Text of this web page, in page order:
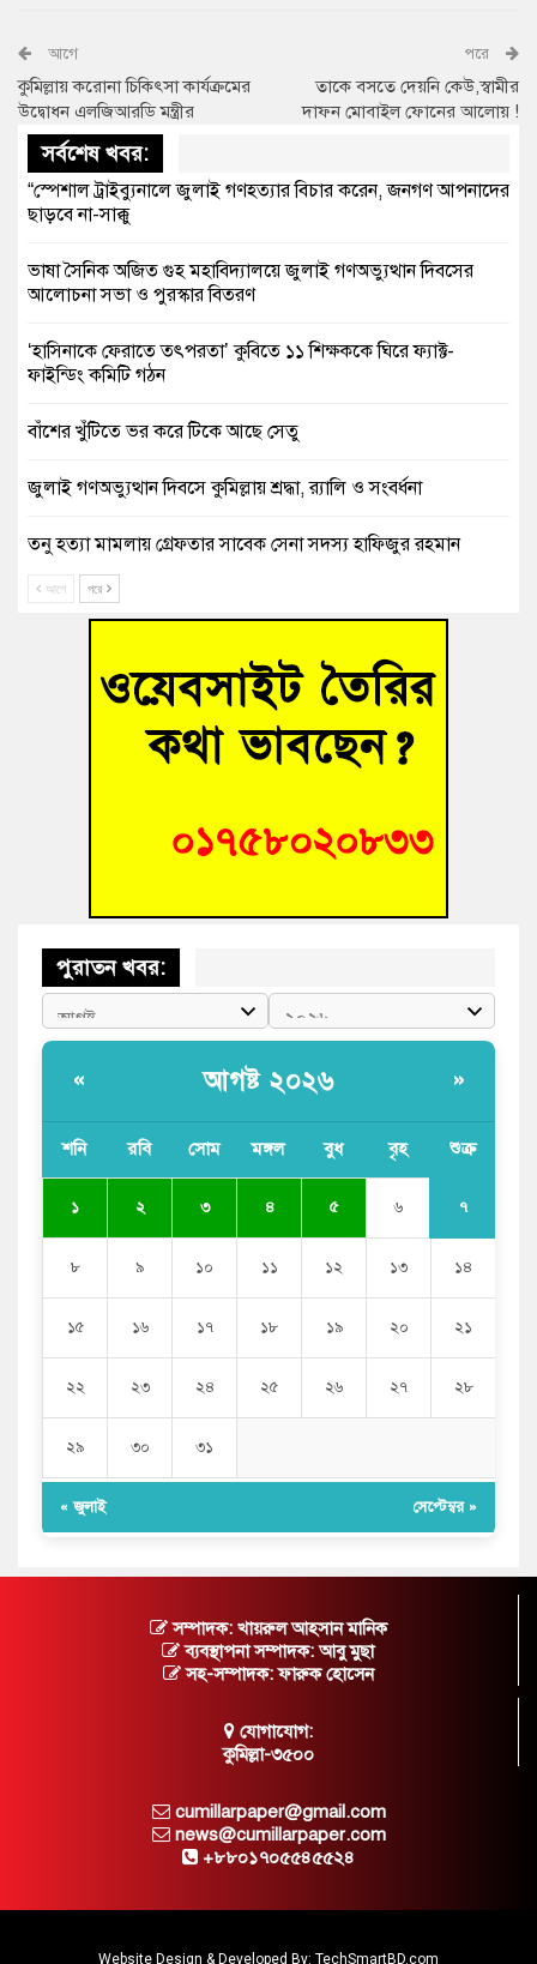
আগে
কুমিল্লায় করোনা চিকিৎসা কার্যক্রমের
উদ্বোধন এলজিআরডি মন্ত্রীর
পরে
তাকে বসতে দেয়নি কেউ,স্বামীর
দাফন মোবাইল ফোনের আলোয় !
সর্বশেষ খবর:
“স্পেশাল ট্রাইব্যুনালে জুলাই গণহত্যার বিচার করেন, জনগণ আপনাদের
ছাড়বে না-সাক্কু
ভাষা সৈনিক অজিত গুহ মহাবিদ্যালয়ে জুলাই গণঅভ্যুত্থান দিবসের
আলোচনা সভা ও পুরস্কার বিতরণ
‘হাসিনাকে ফেরাতে তৎপরতা’ কুবিতে ১১ শিক্ষককে ঘিরে ফ্যাক্ট-
ফাইন্ডিং কমিটি গঠন
বাঁশের খুঁটিতে ভর করে টিকে আছে সেতু
জুলাই গণঅভ্যুত্থান দিবসে কুমিল্লায় শ্রদ্ধা, র‍্যালি ও সংবর্ধনা
তনু হত্যা মামলায় গ্রেফতার সাবেক সেনা সদস্য হাফিজুর রহমান
আহত শিক্ষার্থীদের দেখতে গিয়ে মেডিকেলের ক্যান্টিনে অবরুদ্ধ জবি
হোমনায় বিধবা নারীর জমি দখল ও জীবননাশের হুমকির অভিযোগ
বুড়িচংয়ে অতিথি পাখির আবাসস্থল সংরক্ষণে প্রশাসনের উদ্যোগ; ৯
বুড়িচংয়ে জুলাই গণঅভ্যুত্থান দিবস উদযাপন উপলক্ষে প্রস্তুতিমূলক
আগে পরে
পুরাতন খবর:
« আগষ্ট ২০২৬ »
শনি রবি সোম মঙ্গল বুধ বৃহ শুক্র
১ ২ ৩ ৪ ৫ ৬ ৭
৮ ৯ ১০ ১১ ১২ ১৩ ১৪
১৫ ১৬ ১৭ ১৮ ১৯ ২০ ২১
২২ ২৩ ২৪ ২৫ ২৬ ২৭ ২৮
২৯ ৩০ ৩১
« জুলাই সেপ্টেম্বর »
সম্পাদক: খায়রুল আহসান মানিক
ব্যবস্থাপনা সম্পাদক: আবু মুছা
সহ-সম্পাদক: ফারুক হোসেন
যোগাযোগ:
কুমিল্লা-৩৫০০
cumillarpaper@gmail.com
news@cumillarpaper.com
+৮৮০১৭০৫৫৪৫৫২৪
Website Design & Developed By: TechSmartBD.com